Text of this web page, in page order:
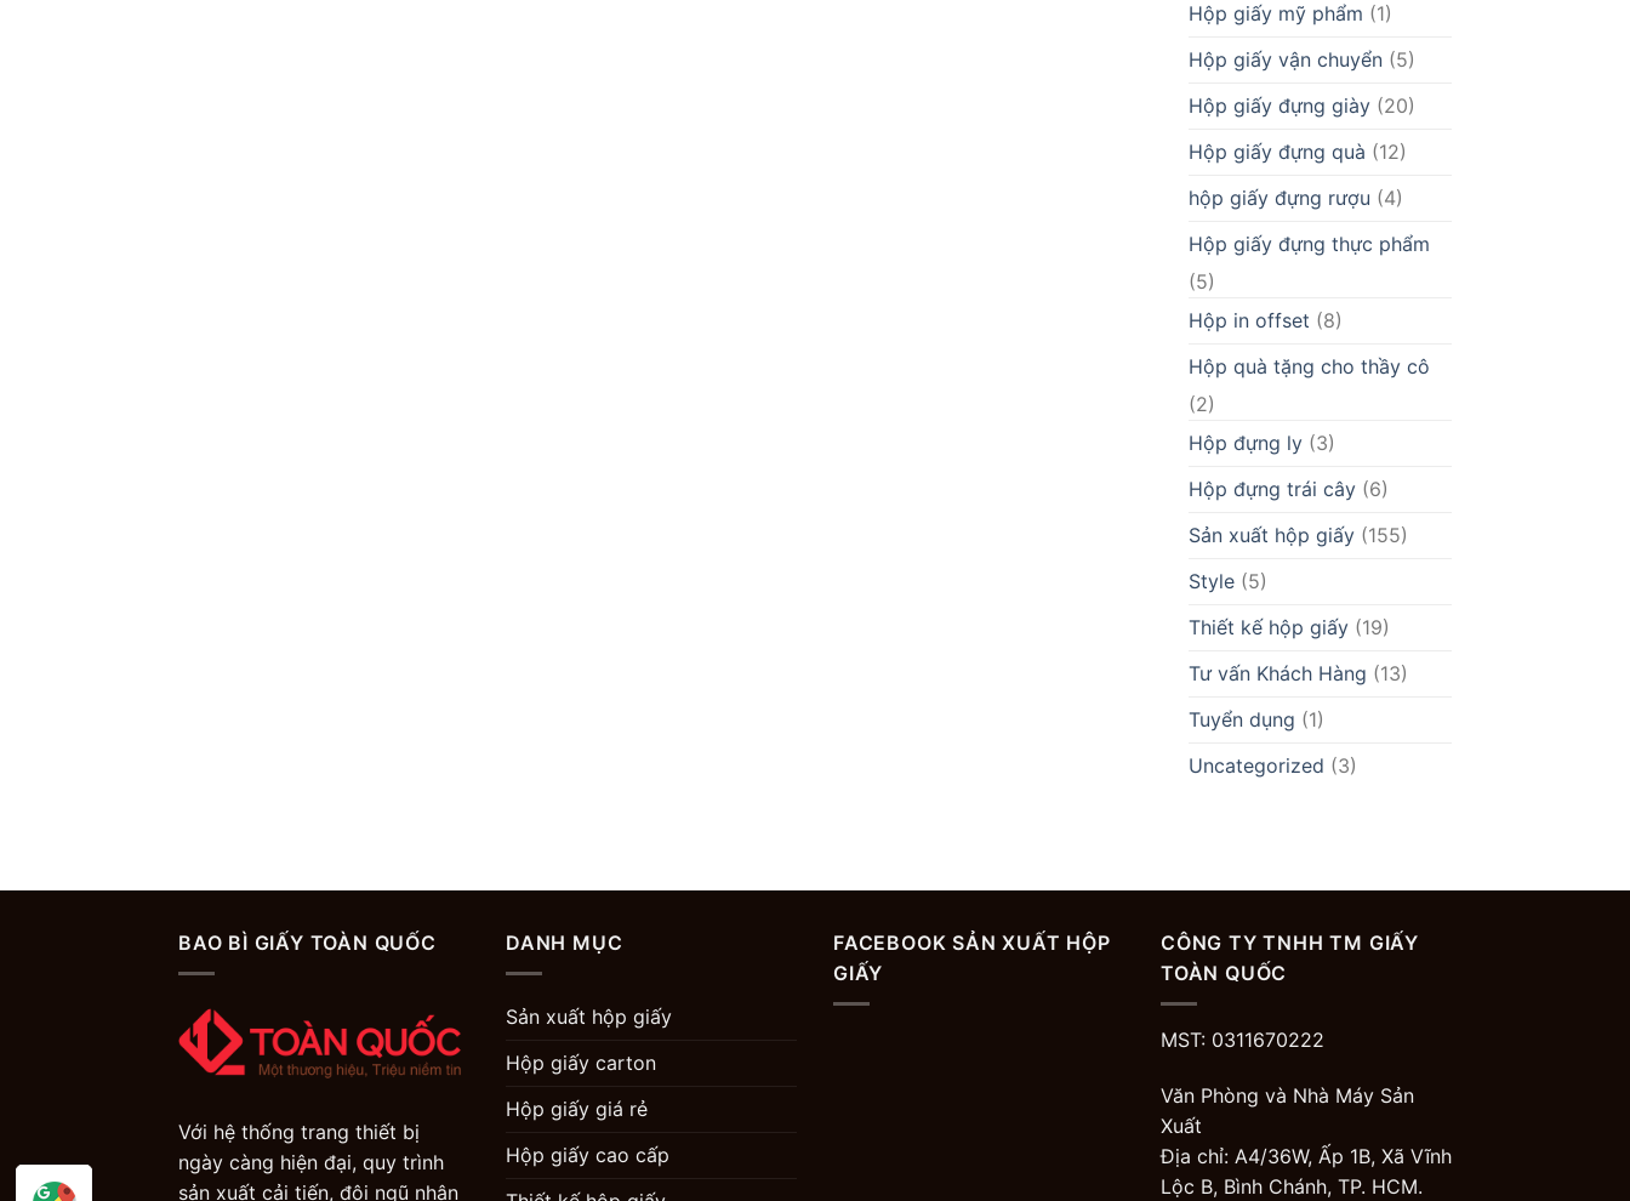
Hộp giấy mỹ phẩm (1)
Hộp giấy vận chuyển(5)
Hộp giấy đựng giày(20)
Hộp giấy đựng quà (12)
hộp giấy đựng rượu (4)
Hộp giấy đựng thực phẩm
(5)
Hộp in offset (8)
Hộp quà tặng cho thầy cô
(2)
Hộp đựng ly(3)
Hộp đựng trái cây(6)
Sản xuất hộp giấy(155)
Style(5)
Thiết kế hộp giấy(19)
Tư vấn Khách Hàng (13)
Tuyển dụng (1)
Uncategorized (3)
BAO BÌ GIẤY TOÀN QUỐC
Với hệ thống trang thiết bị
ngày càng hiện đại, quy trình
sản xuất cải tiến, đội ngũ nhân
DANH MỤC
Sản xuất hộp giấy
Hộp giấy carton
Hộp giấy giá rẻ
Hộp giấy cao cấp
FACEBOOK SẢN XUẤT HỘP
GIẤY
CÔNG TY TNHH TM GIẤY
TOÀN QUỐC
MST: 0311670222
Văn Phòng và Nhà Máy Sản
Xuất
Địa chỉ: A4/36W, Ấp 1B, Xã Vĩnh
Lộc B, Bình Chánh, TP. HCM.